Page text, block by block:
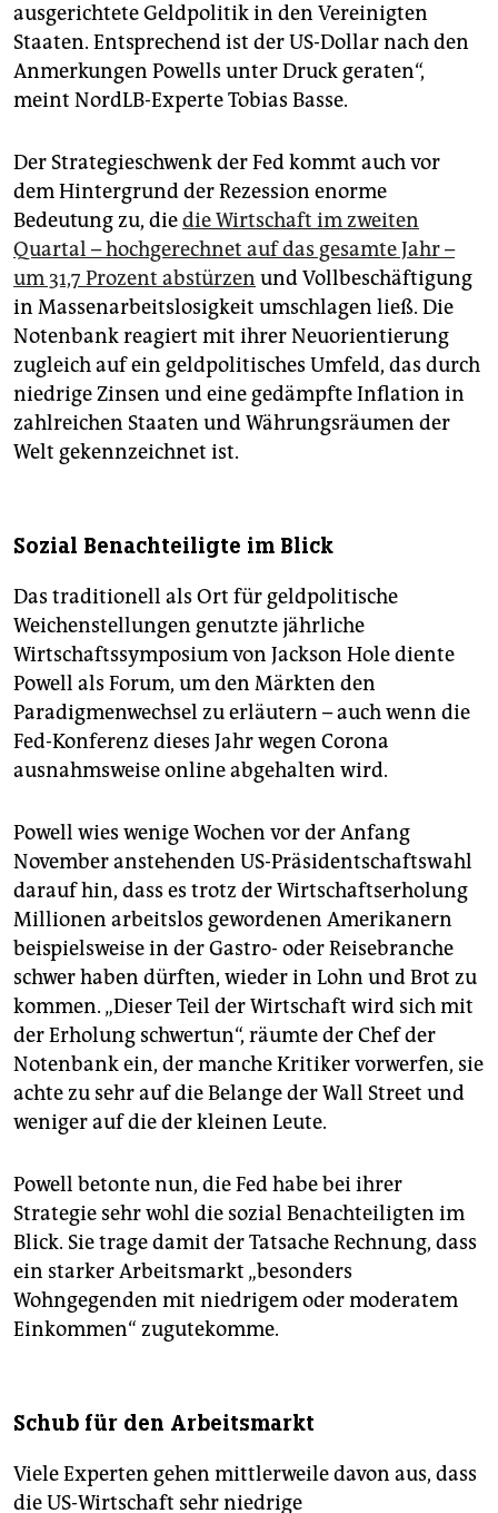
ausgerichtete Geldpolitik in den Vereinigten
Staaten. Entsprechend ist der US-Dollar nach den
Anmerkungen Powells unter Druck geraten“,
meint NordLB-Experte Tobias Basse.
Der Strategieschwenk der Fed kommt auch vor
dem Hintergrund der Rezession enorme
Bedeutung zu, diedie Wirtschaft im zweiten
Quartal – hochgerechnet auf das gesamte Jahr –
um 31,7 Prozent abstürzen und Vollbeschäftigung
in Massenarbeitslosigkeit umschlagen ließ. Die
Notenbank reagiert mit ihrer Neuorientierung
zugleich auf ein geldpolitisches Umfeld, das durch
niedrige Zinsen und eine gedämpfte Inflation in
zahlreichen Staaten und Währungsräumen der
Welt gekennzeichnet ist.
Sozial Benachteiligte im Blick
Das traditionell als Ort für geldpolitische
Weichenstellungen genutzte jährliche
Wirtschaftssymposium von Jackson Hole diente
Powell als Forum, um den Märkten den
Paradigmenwechsel zu erläutern – auch wenn die
Fed-Konferenz dieses Jahr wegen Corona
ausnahmsweise online abgehalten wird.
Powell wies wenige Wochen vor der Anfang
November anstehenden US-Präsidentschaftswahl
darauf hin, dass es trotz der Wirtschaftserholung
Millionen arbeitslos gewordenen Amerikanern
beispielsweise in der Gastro- oder Reisebranche
schwer haben dürften, wieder in Lohn und Brot zu
kommen. „Dieser Teil der Wirtschaft wird sich mit
der Erholung schwertun“, räumte der Chef der
Notenbank ein, der manche Kritiker vorwerfen, sie
achte zu sehr auf die Belange der Wall Street und
weniger auf die der kleinen Leute.
Powell betonte nun, die Fed habe bei ihrer
Strategie sehr wohl die sozial Benachteiligten im
Blick. Sie trage damit der Tatsache Rechnung, dass
ein starker Arbeitsmarkt „besonders
Wohngegenden mit niedrigem oder moderatem
Einkommen“ zugutekomme.
Schub für den Arbeitsmarkt
Viele Experten gehen mittlerweile davon aus, dass
die US-Wirtschaft sehr niedrige